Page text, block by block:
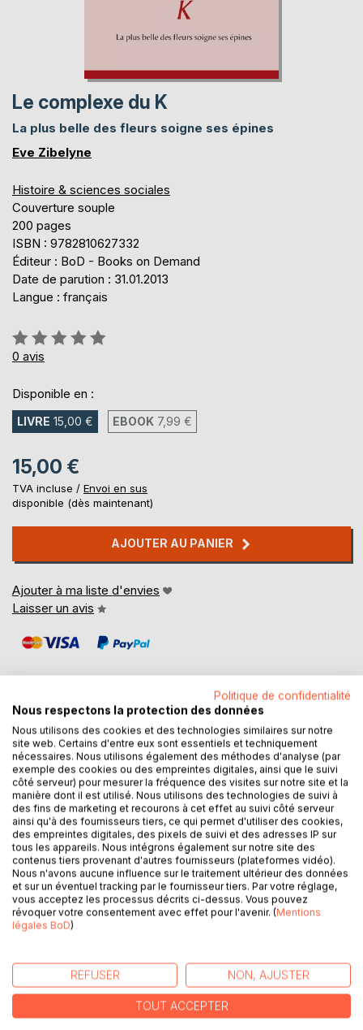
Le complexe du K
La plus belle des fleurs soigne ses épines
Eve Zibelyne
Histoire & sciences sociales
Couverture souple
200 pages
ISBN : 9782810627332
Éditeur : BoD - Books on Demand
Date de parution : 31.01.2013
Langue : français
Évaluation:
0%
0 avis
Disponible en :
LIVRE 15,00 € EBOOK 7,99 €
15,00 €
TVA incluse / Envoi en sus
disponible (dès maintenant)
AJOUTER AU PANIER
Ajouter à ma liste d'envies
Laisser un avis
DESCRIPTION
Le complexe du K est mon quatrième ouvrage. Il marque
une période dans le temps. Trace indélébile d’un
quinquennat survolté, il acte des évènements qui ont laissé
leur empreinte dans l’imaginaire collectif.
C'est pour cette raison que je classe ce livre, non pas dans
le registre de la poésie, mais dans celui de l'actualité.
Quelques textes s'en dégagent, prose du moment qui
passe, ou vers insouciants. Cette séquence d’écriture est
un tournant dans ma carrière d’écrivain. Ces textes, je les
avais laissés reposer pour me tourner vers le roman. Il est
brûlante, rien n’a vraiment changé.
Politique de confidentialité
Nous respectons la protection des données
Nous utilisons des cookies et des technologies similaires sur notre
site web. Certains d'entre eux sont essentiels et techniquement
nécessaires. Nous utilisons également des méthodes d'analyse (par
exemple des cookies ou des empreintes digitales, ainsi que le suivi
côté serveur) pour mesurer la fréquence des visites sur notre site et la
manière dont il est utilisé. Nous utilisons des technologies de suivi à
des fins de marketing et recourons à cet effet au suivi côté serveur
ainsi qu'à des fournisseurs tiers, ce qui permet d'utiliser des cookies,
des empreintes digitales, des pixels de suivi et des adresses IP sur
tous les appareils. Nous intégrons également sur notre site des
contenus tiers provenant d'autres fournisseurs (plateformes vidéo).
Nous n'avons aucune influence sur le traitement ultérieur des données
et sur un éventuel tracking par le fournisseur tiers. Par votre réglage,
vous acceptez les processus décrits ci-dessus. Vous pouvez
révoquer votre consentement avec effet pour l'avenir. (Mentions
légales BoD)
REFUSER NON, AJUSTER
TOUT ACCEPTER